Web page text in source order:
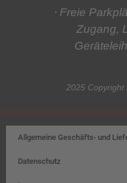
⋅ Freie
Zugang,
2025
Allgemeine Geschäfts- und
Datenschutz